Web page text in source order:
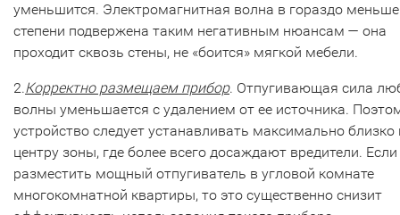
уменьшится. Электромагнитная волна в гораздо
степени подвержена таким негативным нюансам — она
проходит сквозь стены, не «боится» мягкой мебели.
2.Корректно размещаем прибор. Отпугивающая сила
волны уменьшается с удалением от ее источника.
устройство следует устанавливать максимально близко
центру зоны, где более всего досаждают вредители. Если
разместить мощный отпугиватель в угловой комнате
многокомнатной квартиры, то это существенно снизит